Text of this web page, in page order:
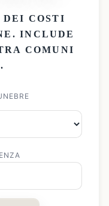
DEI COSTI
. INCLUDE
COMUNI